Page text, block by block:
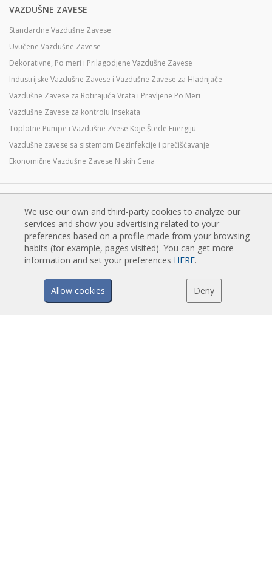
VAZDUŠNE ZAVESE
Standardne Vazdušne Zavese
Uvučene Vazdušne Zavese
Dekorativne, Po meri i Prilagodjene Vazdušne Zavese
Industrijske Vazdušne Zavese i Vazdušne Zavese za Hladnjače
Vazdušne Zavese za Rotirajuća Vrata i Pravljene Po Meri
Vazdušne Zavese za kontrolu Insekata
Toplotne Pumpe i Vazdušne Zvese Koje Štede Energiju
Vazdušne zavese sa sistemom Dezinfekcije i prečišćavanje
Ekonomične Vazdušne Zavese Niskih Cena
Šta je vazdušna zavesa?
Kako vazdušne zavese rade?
Prednosti i koristi vazušnih zavesa
EC vazdušne zavese
Airtècnics vazdušne zavese
We use our own and third-party cookies to analyze our
services and show you advertising related to your
preferences based on a profile made from your browsing
habits (for example, pages visited). You can get more
information and set your preferences HERE.
Allow cookies Deny